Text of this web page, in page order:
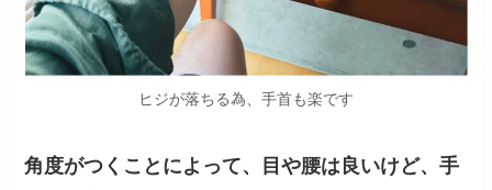
ヒジが落ちる為、手首も楽です
角度がつくことによって、目や腰は良いけど、手